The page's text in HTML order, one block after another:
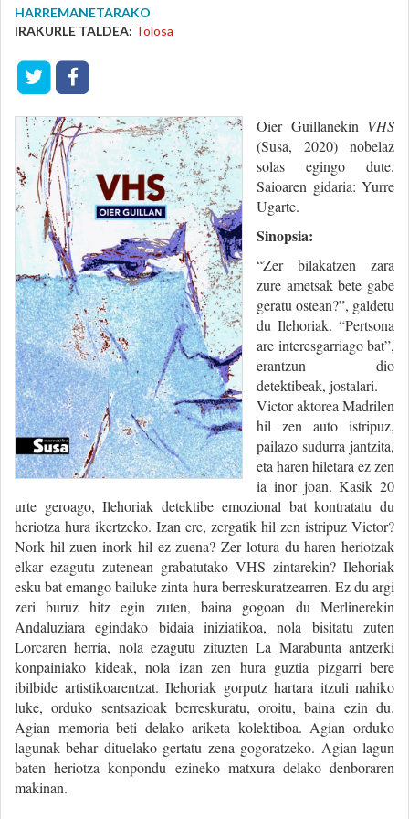
HARREMANETARAKO
IRAKURLE TALDEA: Tolosa
Oier Guillanekin VHS
(Susa, 2020) nobelaz
solas egingo dute.
Saioaren gidaria: Yurre
Ugarte.
Sinopsia:
“Zer bilakatzen zara
zure ametsak bete gabe
geratu ostean?”, galdetu
du Ilehoriak. “Pertsona
are interesgarriago bat”,
erantzun dio
detektibeak, jostalari.
Victor aktorea Madrilen
hil zen auto istripuz,
pailazo sudurra jantzita,
eta haren hiletara ez zen
ia inor joan. Kasik 20
urte geroago, Ilehoriak detektibe emozional bat kontratatu du
heriotza hura ikertzeko. Izan ere, zergatik hil zen istripuz Victor?
Nork hil zuen inork hil ez zuena? Zer lotura du haren heriotzak
elkar ezagutu zutenean grabatutako VHS zintarekin? Ilehoriak
esku bat emango bailuke zinta hura berreskuratzearren. Ez du argi
zeri buruz hitz egin zuten, baina gogoan du Merlinerekin
Andaluziara egindako bidaia iniziatikoa, nola bisitatu zuten
Lorcaren herria, nola ezagutu zituzten La Marabunta antzerki
konpainiako kideak, nola izan zen hura guztia pizgarri bere
ibilbide artistikoarentzat. Ilehoriak gorputz hartara itzuli nahiko
luke, orduko sentsazioak berreskuratu, oroitu, baina ezin du.
Agian memoria beti delako ariketa kolektiboa. Agian orduko
lagunak behar dituelako gertatu zena gogoratzeko. Agian lagun
baten heriotza konpondu ezineko matxura delako denboraren
makinan.